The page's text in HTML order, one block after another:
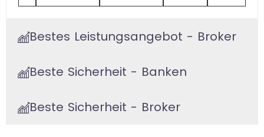
Bestes Leistungsangebot - Broker
Beste Sicherheit - Banken
Beste Sicherheit - Broker